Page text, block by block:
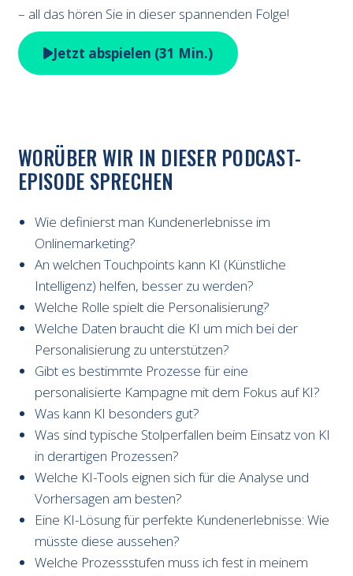
– all das hören Sie in dieser spannenden Folge!
Jetzt abspielen (31 Min.)
WORÜBER WIR IN DIESER PODCAST-
EPISODE SPRECHEN
Wie definierst man Kundenerlebnisse im
Onlinemarketing?
An welchen Touchpoints kann KI (Künstliche
Intelligenz) helfen, besser zu werden?
Welche Rolle spielt die Personalisierung?
Welche Daten braucht die KI um mich bei der
Personalisierung zu unterstützen?
Gibt es bestimmte Prozesse für eine
personalisierte Kampagne mit dem Fokus auf KI?
Was kann KI besonders gut?
Was sind typische Stolperfallen beim Einsatz von KI
in derartigen Prozessen?
Welche KI-Tools eignen sich für die Analyse und
Vorhersagen am besten?
Eine KI-Lösung für perfekte Kundenerlebnisse: Wie
müsste diese aussehen?
Welche Prozessstufen muss ich fest in meinem